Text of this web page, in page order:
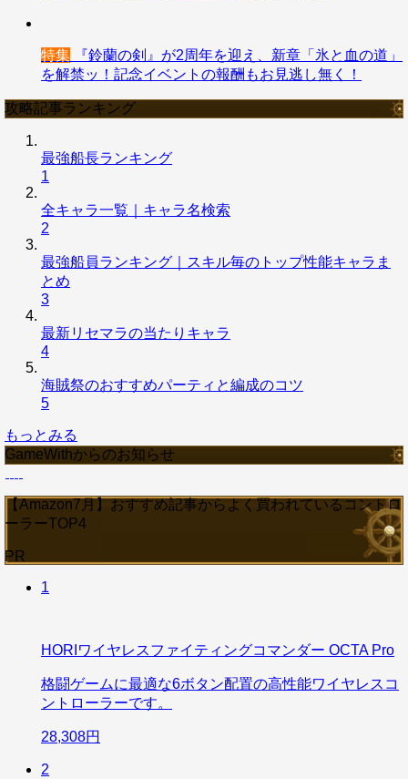
特集 『鈴蘭の剣』が2周年を迎え、新章「氷と血の道」
を解禁ッ！記念イベントの報酬もお見逃し無く！
攻略記事ランキング
最強船長ランキング
1
全キャラ一覧｜キャラ名検索
2
最強船員ランキング｜スキル毎のトップ性能キャラま
とめ
3
最新リセマラの当たりキャラ
4
海賊祭のおすすめパーティと編成のコツ
5
もっとみる
GameWithからのお知らせ
【Amazon7月】おすすめ記事からよく買われているコントロ
ーラーTOP4
PR
1
HORIワイヤレスファイティングコマンダー OCTA Pro
格闘ゲームに最適な6ボタン配置の高性能ワイヤレスコ
ントローラーです。
28,308円
2